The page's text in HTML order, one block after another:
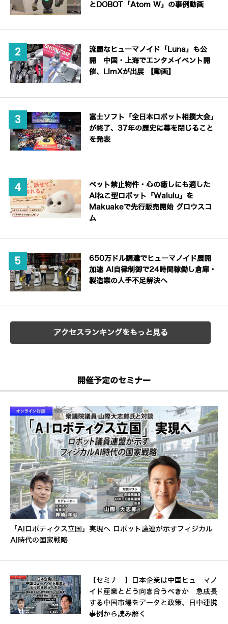
とDOBOT「Atom W」の事例動画
流麗なヒューマノイド「Luna」も公
開 中国・上海でエンタメイベント開
催、LimXが出展 【動画】
富士ソフト「全日本ロボット相撲大会」
が終了、37年の歴史に幕を閉じること
を発表
ペット禁止物件・心の癒しにも適した
AIねこ型ロボット「Walulu」を
Makuakeで先行販売開始 グロウスコ
ム
650万ドル調達でヒューマノイド展開
加速 AI自律制御で24時間稼働し倉庫・
製造業の人手不足解決へ
アクセスランキングをもっと見る
開催予定のセミナー
「AIロボティクス立国」実現へ ロボット議連が示すフィジカル
AI時代の国家戦略
【セミナー】日本企業は中国ヒューマノ
イド産業とどう向き合うべきか 急成長
する中国市場をデータと政策、日中連携
事例から読み解く